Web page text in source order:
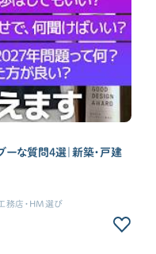
な質問4選｜新築・戸建
務店・HM選び